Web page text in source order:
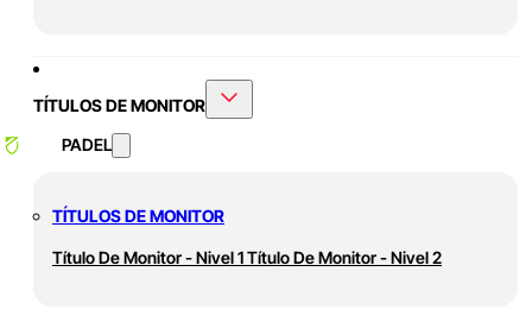
TÍTULOS DE MONITOR
PADEL
TÍTULOS DE MONITOR
Título De Monitor - Nivel 1Título De Monitor - Nivel 2